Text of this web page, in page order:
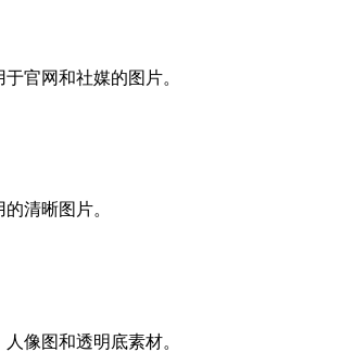
官网和社媒的图片。
清晰图片。
像图和透明底素材。